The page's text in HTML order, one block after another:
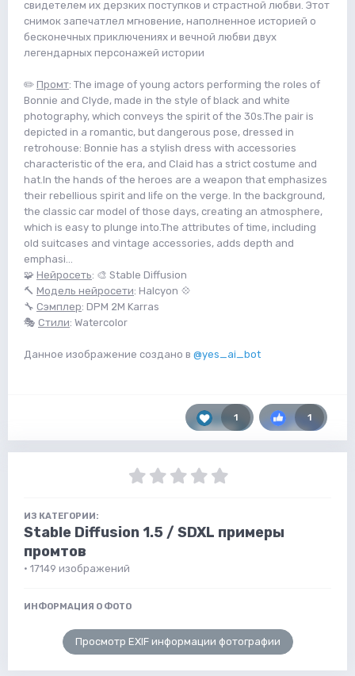
свидетелем их дерзких поступков и страстной любви. Этот
снимок запечатлел мгновение, наполненное историей о
бесконечных приключениях и вечной любви двух
легендарных персонажей истории
✏️ Промт: The image of young actors performing the roles of
Bonnie and Clyde, made in the style of black and white
photography, which conveys the spirit of the 30s.The pair is
depicted in a romantic, but dangerous pose, dressed in
retrohouse: Bonnie has a stylish dress with accessories
characteristic of the era, and Claid has a strict costume and
hat.In the hands of the heroes are a weapon that emphasizes
their rebellious spirit and life on the verge. In the background,
the classic car model of those days, creating an atmosphere,
which is easy to plunge into.The attributes of time, including
old suitcases and vintage accessories, adds depth and
emphasi...
🧩 Нейросеть: 🎨 Stable Diffusion
🔨 Модель нейросети: Halcyon 💠
🔧 Сэмплер: DPM 2M Karras
🎭 Стили: Watercolor
Данное изображение создано в @yes_ai_bot
1 1
ИЗ КАТЕГОРИИ:
Stable Diffusion 1.5 / SDXL примеры
промтов
· 17149 изображений
ИНФОРМАЦИЯ О ФОТО
Просмотр EXIF информации фотографии